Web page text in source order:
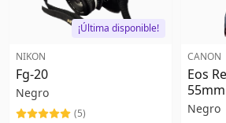
¡Última disponible!
NIKON
Fg-20
Negro
(5)
CANON
Eos
55mm
Negro